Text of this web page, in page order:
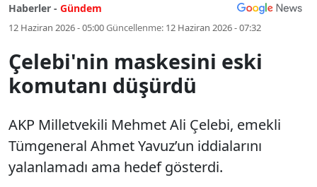
Haberler - Gündem
12 Haziran 2026 - 05:00Güncellenme: 12 Haziran 2026 - 07:32
Çelebi'nin maskesini eski
komutanı düşürdü
AKP Milletvekili Mehmet Ali Çelebi, emekli
Tümgeneral Ahmet Yavuz’un iddialarını
yalanlamadı ama hedef gösterdi.